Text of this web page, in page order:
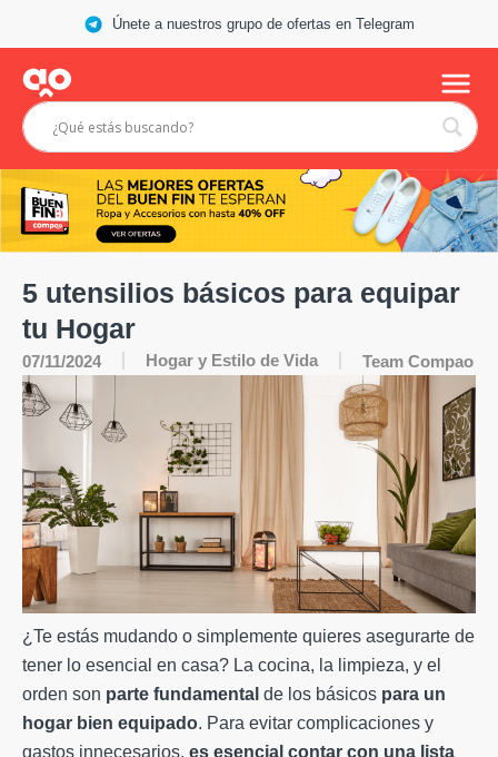
Únete a nuestros grupo de ofertas en Telegram
5 utensilios básicos para equipar
tu Hogar
07/11/2024 Hogar y Estilo de Vida Team Compao
¿Te estás mudando o simplemente quieres asegurarte de
tener lo esencial en casa? La cocina, la limpieza, y el
orden son parte fundamental de los básicos para un
hogar bien equipado. Para evitar complicaciones y
gastos innecesarios, es esencial contar con una lista